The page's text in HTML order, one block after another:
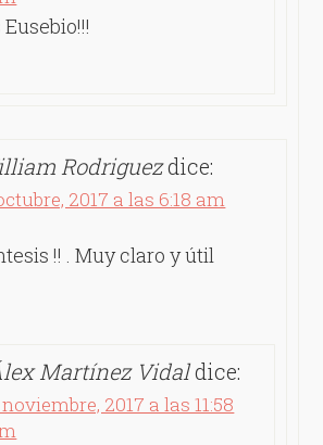
Rodriguezdice:
2017 a las 6:18 am
!! . Muy claro y útil
Martínez Vidaldice:
2017 a las 11:58